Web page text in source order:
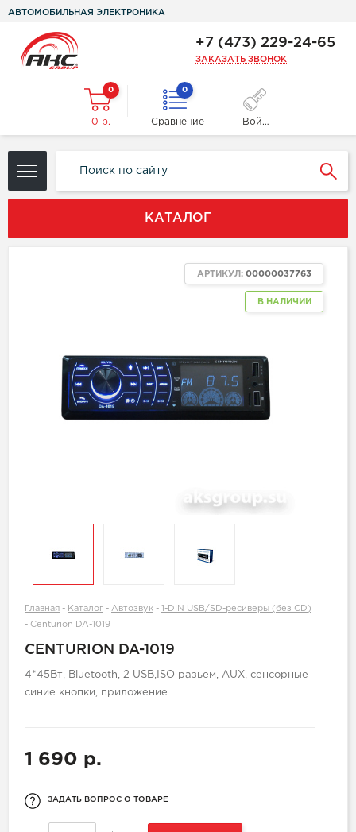
АВТОМОБИЛЬНАЯ ЭЛЕКТРОНИКА
+7 (473) 229-24-65
ЗАКАЗАТЬ ЗВОНОК
0
0 р.
0
Сравнение Войти
КАТАЛОГ
В НАЛИЧИИ
АРТИКУЛ: 00000037763
Главная - Каталог - Автозвук -
1-DIN USB/SD-ресиверы (без CD)
- Centurion DA-1019
CENTURION DA-1019
4*45Вт, Bluetooth, 2 USB,ISO разьем, AUX, сенсорные
синие кнопки, приложение
1 690 р.
ЗАДАТЬ ВОПРОС О ТОВАРЕ